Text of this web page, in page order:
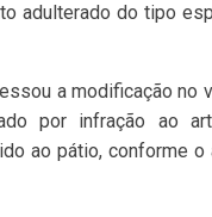
adulterado do tipo
a modificação no
por infração ao
ao pátio, conforme